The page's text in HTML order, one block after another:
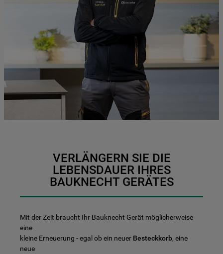
VERLÄNGERN SIE DIE
LEBENSDAUER IHRES
BAUKNECHT GERÄTES
Mit der Zeit braucht Ihr Bauknecht Gerät möglicherweise
eine
kleine Erneuerung - egal ob ein neuer Besteckkorb, eine
neue